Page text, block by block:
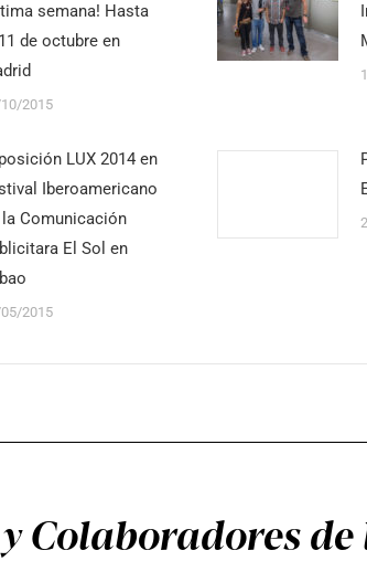
semana! Hasta
de octubre en
2015
LUX 2014 en
Iberoamericano
Comunicación
El Sol en
2015
Colaboradores de